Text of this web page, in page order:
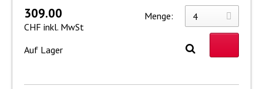
309.00
CHF inkl. MwSt
Menge:
Auf Lager